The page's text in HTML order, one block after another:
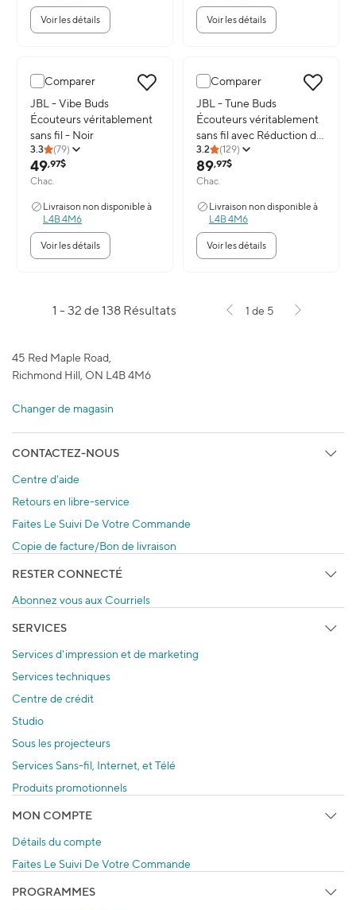
Voir les détails Voir les détails
Comparer
Image du produit: JBL - Vibe Buds Écouteurs véritablement sans
JBL - Vibe Buds
Écouteurs véritablement
sans fil - Noir
3.3 (79)
49,97$
Chac.
Livraison non disponible à
L4B 4M6
Voir les détails
Comparer
Image du produit: JBL - Tune
JBL - Tune Buds
Écouteurs véritablement
sans fil avec Réduction de
Bruit - Noir
3.2 (129)
89,97$
Chac.
Livraison non disponible à
L4B 4M6
Voir les détails
1 - 32 de 138 Résultats 1 de 5
45 Red Maple Road,
Richmond Hill, ON L4B 4M6
Changer de magasin
CONTACTEZ-NOUS
Centre d'aide
Retours en libre-service
Faites Le Suivi De Votre Commande
Copie de facture/Bon de livraison
RESTER CONNECTÉ
Abonnez vous aux Courriels
SERVICES
Services d'impression et de marketing
Services techniques
Centre de crédit
Studio
Sous les projecteurs
Services Sans-fil, Internet, et Télé
Produits promotionnels
MON COMPTE
Détails du compte
Faites Le Suivi De Votre Commande
PROGRAMMES